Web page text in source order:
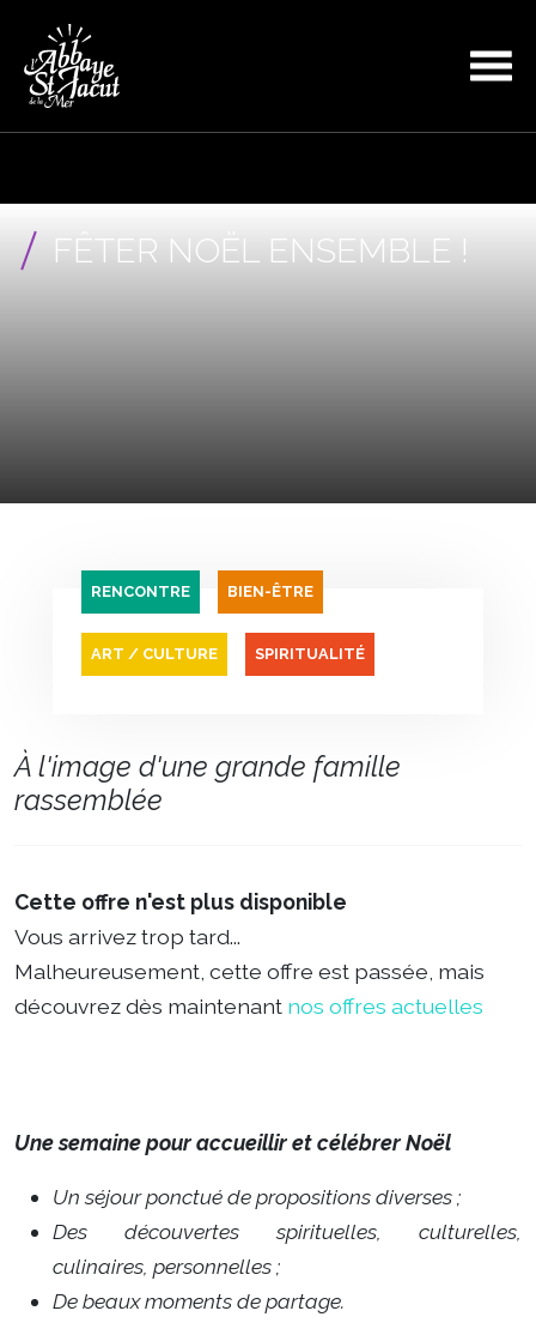
FÊTER NOËL ENSEMBLE !
RENCONTRE BIEN-ÊTRE
ART / CULTURE SPIRITUALITÉ
À l'image d'une grande famille
rassemblée
Cette offre n'est plus disponible
Vous arrivez trop tard...
Malheureusement, cette offre est passée, mais
découvrez dès maintenant nos offres actuelles
Une semaine pour accueillir etcélébrer Noël
Un séjour ponctué de propositions diverses ;
Des découvertes spirituelles, culturelles,
culinaires, personnelles ;
De beaux moments de partage.